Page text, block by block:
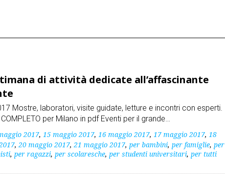
di attività dedicate all’affascinante
Mostre, laboratori, visite guidate, letture e incontri con esperti.
per Milano in pdf Eventi per il grande…
2017, 15 maggio 2017, 16 maggio 2017, 17 maggio 2017, 18
,20 maggio 2017,21 maggio 2017, per bambini, per famiglie, per
, per ragazzi, per scolaresche, per studenti universitari, per tutti